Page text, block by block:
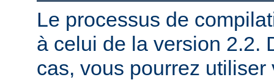
Le processus de
à celui de la version 2.2.
cas, vous pourrez